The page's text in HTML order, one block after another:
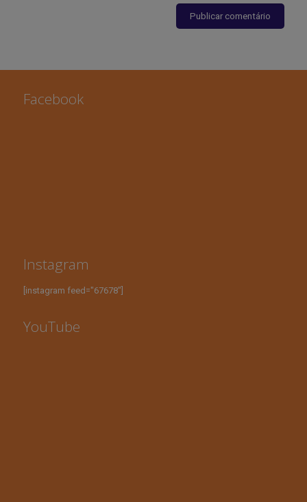
Facebook
Instagram
[instagram feed="67678"]
YouTube